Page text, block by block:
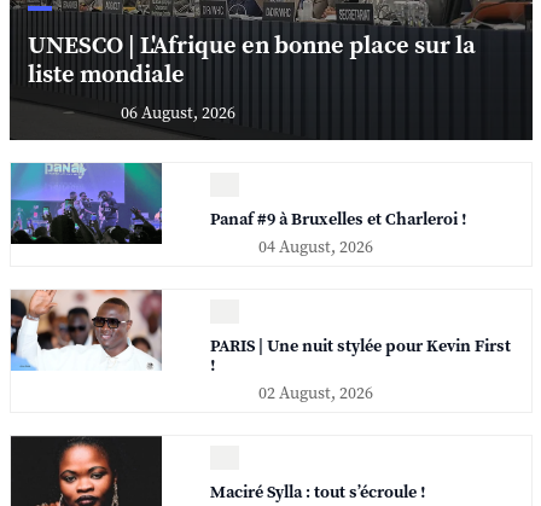
UNESCO | L'Afrique en bonne place sur la
liste mondiale
06 August, 2026
Panaf #9 à Bruxelles et Charleroi !
04 August, 2026
PARIS | Une nuit stylée pour Kevin First
!
02 August, 2026
Maciré Sylla : tout s’écroule !